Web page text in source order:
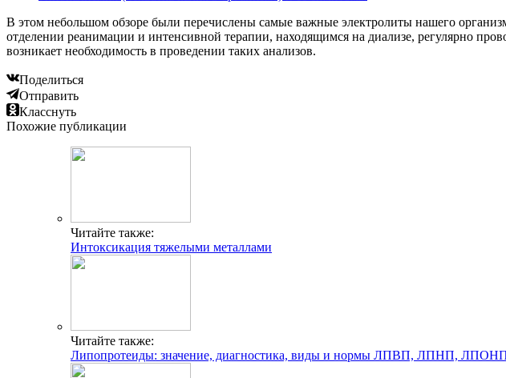
В этом небольшом обзоре были перечислены самые важные электролиты нашего
отделении реанимации и интенсивной терапии, находящимся на диализе, регулярно
возникает необходимость в проведении таких анализов.
Поделиться
Отправить
Класснуть
Похожие публикации
Читайте также:
Интоксикация тяжелыми металлами
Читайте также:
Липопротеиды: значение, диагностика, виды и нормы ЛПВП, ЛПНП,